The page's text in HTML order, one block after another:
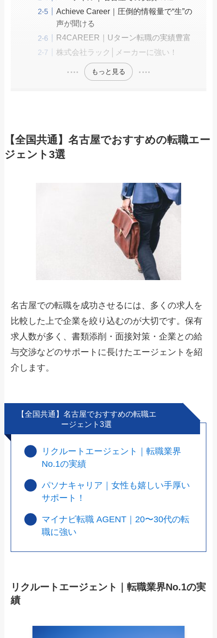
Achieve Career｜圧倒的情報量で“生”の
声が聞ける
R4CAREER｜Uターン転職の実績豊富
株式会社ラック│メーカーに強い！
もっと見る
【全国共通】名古屋でおすすめの転職エー
ジェント3選
名古屋での転職を成功させるには、 多くの求人を
比較した上で企業を絞り込むのが大切です。保有
求人数が多く、書類添削・面接対策・企業との給
与交渉などのサポートに長けたエージェントを紹
介します。
【全国共通】名古屋でおすすめの転職エ
ージェント3選
リクルートエージェント｜転職業界
No.1の実績
パソナキャリア｜女性も嬉しい手厚い
サポート！
マイナビ転職 AGENT｜20〜30代の転
職に強い
リクルートエージェント｜転職業界No.1の実
績